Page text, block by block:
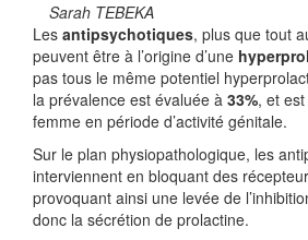
Sarah TEBEKA
Les antipsychotiques, plus que tout
peuvent être à l’origine d’une
pas tous le même potentiel
la prévalence est évaluée à 33%, et
femme en période d’activité génitale.
Sur le plan physiopathologique, les
interviennent en bloquant des
provoquant ainsi une levée de
donc la sécrétion de prolactine.